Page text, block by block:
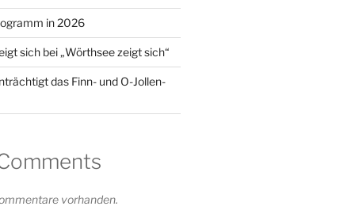
in 2026
sich bei „Wörthsee zeigt sich“
das Finn- und O-Jollen-
vorhanden.